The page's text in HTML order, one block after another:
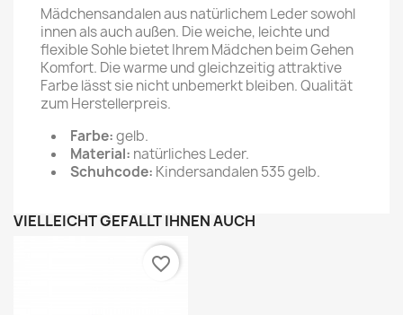
Mädchensandalen aus natürlichem Leder sowohl
innen als auch außen. Die weiche, leichte und
flexible Sohle bietet Ihrem Mädchen beim Gehen
Komfort. Die warme und gleichzeitig attraktive
Farbe lässt sie nicht unbemerkt bleiben. Qualität
zum Herstellerpreis.
Farbe:gelb.
Material: natürliches Leder.
Schuhcode: Kindersandalen 535 gelb.
VIELLEICHT GEFÄLLT IHNEN AUCH
favorite_border